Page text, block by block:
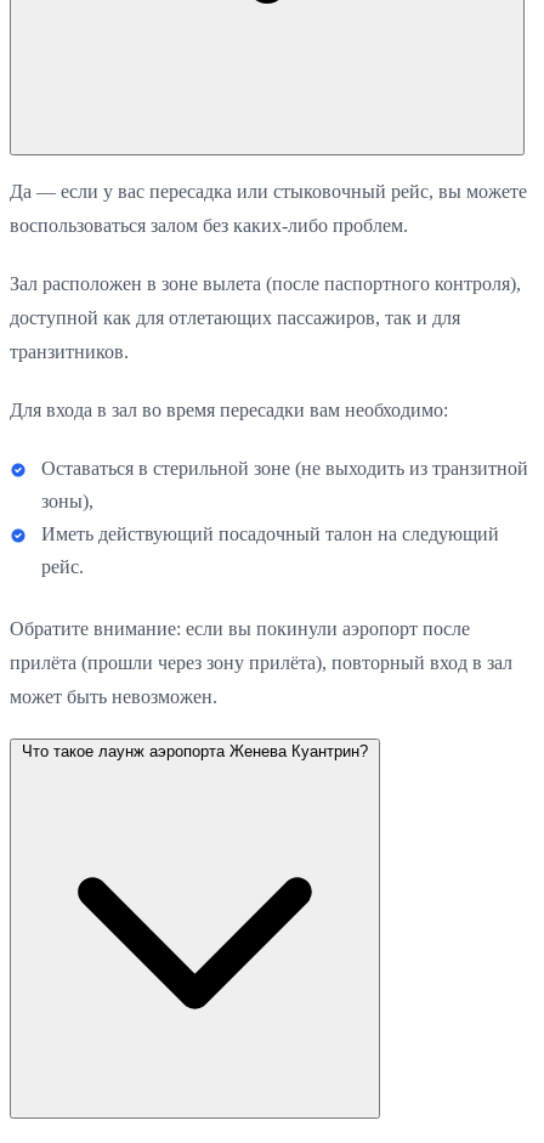
Да — если у вас пересадка или стыковочный рейс, вы можете
воспользоваться залом без каких-либо проблем.
Зал расположен в зоне вылета (после паспортного контроля),
доступной как для отлетающих пассажиров, так и для
транзитников.
Для входа в зал во время пересадки вам необходимо:
Оставаться в стерильной зоне (не выходить из транзитной
зоны),
Иметь действующий посадочный талон на следующий
рейс.
Обратите внимание: если вы покинули аэропорт после
прилёта (прошли через зону прилёта), повторный вход в зал
может быть невозможен.
Что такое лаунж аэропорта Женева Куантрин?